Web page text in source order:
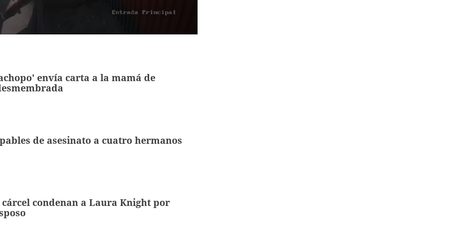
envía carta a la mamá de
de asesinato a cuatro hermanos
cárcel condenan a Laura Knight por